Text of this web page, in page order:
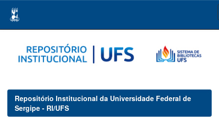
navigation
Repositório Institucional da Universidade Federal de
Sergipe - RI/UFS